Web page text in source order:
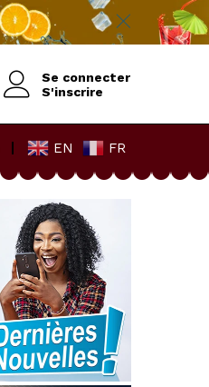
Se connecter
S'inscrire
EN FR